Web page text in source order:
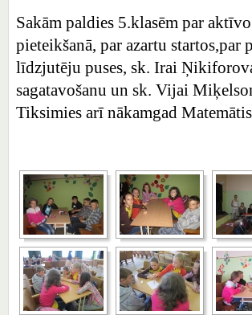
Sakām paldies 5.klasēm par
pieteikšanā, par azartu
līdzjutēju puses, sk. Irai
sagatavošanu un sk. Vijai
Tiksimies arī nākamgad